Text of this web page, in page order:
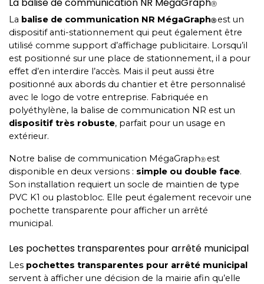
Ⓡ
La balise de communication NR MégaGraphⓇ est un
dispositif anti-stationnement qui peut également être
utilisé comme support d’affichage publicitaire. Lorsqu’il
est positionné sur une place de stationnement, il a pour
effet d’en interdire l’accès. Mais il peut aussi être
positionné aux abords du chantier et être personnalisé
avec le logo de votre entreprise. Fabriquée en
polyéthylène, la balise de communication NR est un
dispositif très robuste, parfait pour un usage en
extérieur.
Notre balise de communication MégaGraphⓇ est
disponible en deux versions : simple ou double face.
Son installation requiert un socle de maintien de type
PVC K1 ou plastobloc. Elle peut également recevoir une
pochette transparente pour afficher un arrêté
municipal.
Les pochettes transparentes pour arrêté municipal
Les pochettes transparentes pour arrêté municipal
servent à afficher une décision de la mairie afin qu’elle